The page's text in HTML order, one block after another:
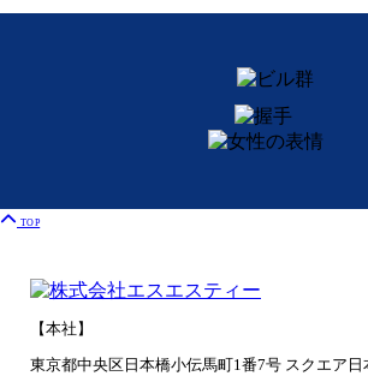
TOP
【本社】
東京都中央区日本橋小伝馬町1番7号 スクエア日